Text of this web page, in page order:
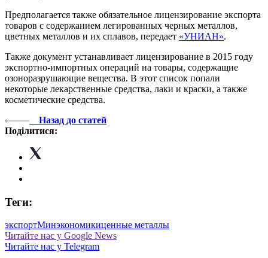
Предполагается также обязательное лицензирование экспорта
товаров с содержанием легированных черных металлов,
цветных металлов и их сплавов, передает «УНИАН».
Также документ устанавливает лицензирование в 2015 году
экспортно-импортных операций на товары, содержащие
озоноразрушающие вещества. В этот список попали
некоторые лекарственные средства, лаки и краски, а также
косметические средства.
Назад до статей
Поділитися:
Теги:
экспортМинэкономикиценные металлы
Читайте нас у Google News
Читайте нас у Telegram